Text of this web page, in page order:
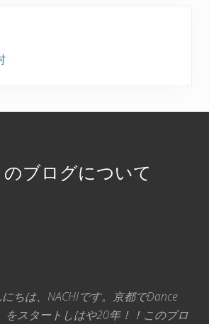
ブログについて
ちは、NACHIです。京都でDance
をスタートしはや20年！！このブロ